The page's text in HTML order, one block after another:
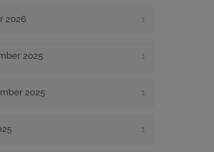
2026 1
2025 1
2025 1
1